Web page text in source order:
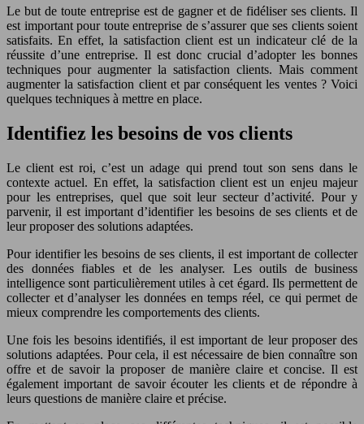
Le but de toute entreprise est de gagner et de fidéliser ses clients. Il
est important pour toute entreprise de s’assurer que ses clients soient
satisfaits. En effet, la satisfaction client est un indicateur clé de la
réussite d’une entreprise. Il est donc crucial d’adopter les bonnes
techniques pour augmenter la satisfaction clients. Mais comment
augmenter la satisfaction client et par conséquent les ventes ? Voici
quelques techniques à mettre en place.
Identifiez les besoins de vos clients
Le client est roi, c’est un adage qui prend tout son sens dans le
contexte actuel. En effet, la satisfaction client est un enjeu majeur
pour les entreprises, quel que soit leur secteur d’activité. Pour y
parvenir, il est important d’identifier les besoins de ses clients et de
leur proposer des solutions adaptées.
Pour identifier les besoins de ses clients, il est important de collecter
des données fiables et de les analyser. Les outils de business
intelligence sont particulièrement utiles à cet égard. Ils permettent de
collecter et d’analyser les données en temps réel, ce qui permet de
mieux comprendre les comportements des clients.
Une fois les besoins identifiés, il est important de leur proposer des
solutions adaptées. Pour cela, il est nécessaire de bien connaître son
offre et de savoir la proposer de manière claire et concise. Il est
également important de savoir écouter les clients et de répondre à
leurs questions de manière claire et précise.